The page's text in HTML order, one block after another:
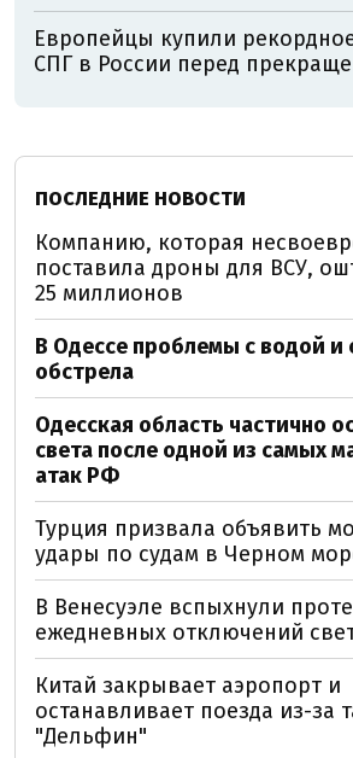
Европейцы купили
СПГ в России перед
ПОСЛЕДНИЕ НОВОСТИ
Компанию, которая
поставила дроны для ВСУ,
25 миллионов
В Одессе проблемы с водой и
обстрела
Одесская область частично
света после одной из самых
атак РФ
Турция призвала объявить
удары по судам в Черном
В Венесуэле вспыхнули
ежедневных отключений
Китай закрывает аэропорт и
останавливает поезда из-за
"Дельфин"